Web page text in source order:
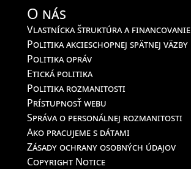
O nás
Vlastnícka štruktúra a financovanie
Politika akcieschopnej spätnej väzby
Politika opráv
Etická politika
Politika rozmanitosti
Prístupnosť webu
Správa o personálnej rozmanitosti
Ako pracujeme s dátami
Zásady ochrany osobných údajov
Copyright Notice